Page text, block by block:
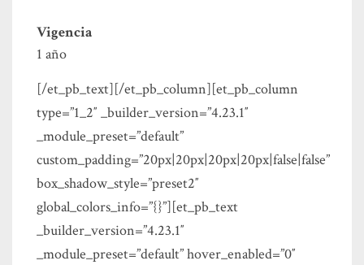
Vigencia
1 año
[/et_pb_text][/et_pb_column][et_pb_column
type=”1_2″ _builder_version=”4.23.1″
_module_preset=”default”
custom_padding=”20px|20px|20px|20px|false|false”
box_shadow_style=”preset2″
global_colors_info=”{}”][et_pb_text
_builder_version=”4.23.1″
_module_preset=”default” hover_enabled=”0″